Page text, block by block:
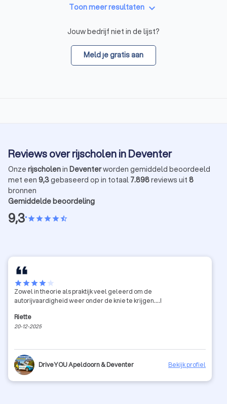
Toon meer resultaten keyboard_arrow_down
Jouw bedrijf niet in de lijst?
Meld je gratis aan
Reviews over rijscholen in Deventer
Onze rijscholenin Deventerworden gemiddeld beoordeeld
met een 9,3gebaseerd op in totaal 7.898reviews uit 8
bronnen
Gemiddelde beoordeling
9,3•starstarstarstarstar_half
starstarstarstarstar
Zowel in theorie als praktijk veel geleerd om de
autorijvaardigheid weer onder de knie te krijgen....!
Riette
20-12-2025
DriveYOU Apeldoorn & Deventer Bekijk profiel